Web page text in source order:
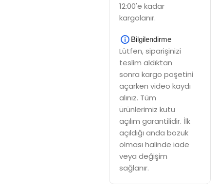
12:00'e kadar
kargolanır.
Bilgilendirme
Lütfen, siparişinizi
teslim aldıktan
sonra kargo poşetini
açarken video kaydı
alınız. Tüm
ürünlerimiz kutu
açılım garantilidir. İlk
açıldığı anda bozuk
olması halinde iade
veya değişim
sağlanır.